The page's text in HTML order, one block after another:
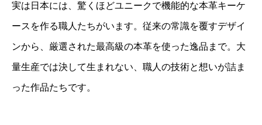
実は日本には、驚くほどユニークで機能的な本革キーケ
ースを作る職人たちがいます。従来の常識を覆すデザイ
ンから、厳選された最高級の本革を使った逸品まで。大
量生産では決して生まれない、職人の技術と想いが詰ま
った作品たちです。